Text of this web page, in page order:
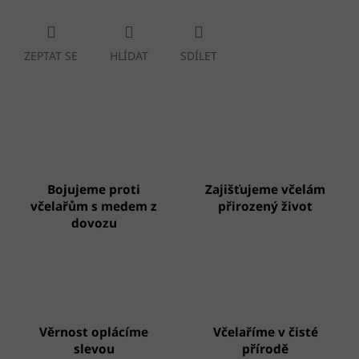
ZEPTAT SE HLÍDAT SDÍLET
Bojujeme proti
včelařům s medem z
dovozu
Zajišťujeme včelám
přirozený život
Věrnost oplácíme
slevou
Včelaříme v čisté
přírodě